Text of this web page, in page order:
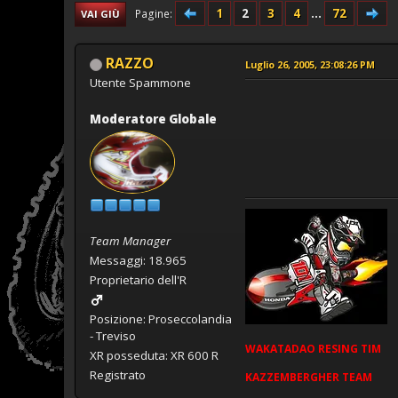
VAI GIÙ Pagine 1 2 3 4 ... 72
RAZZO
Utente Spammone
Moderatore Globale
Team Manager
Messaggi: 18.965
Proprietario dell'R
Posizione: Proseccolandia
- Treviso
XR posseduta: XR 600 R
Registrato
Luglio 26, 2005, 23:08:26 PM
WAKATADAO RESING TIM
KAZZEMBERGHER TEAM